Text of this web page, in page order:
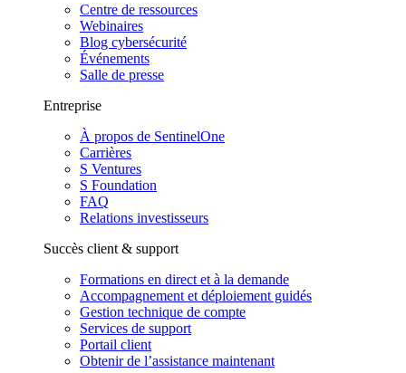
Centre de ressources
Webinaires
Blog cybersécurité
Événements
Salle de presse
Entreprise
À propos de SentinelOne
Carrières
S Ventures
S Foundation
FAQ
Relations investisseurs
Succès client & support
Formations en direct et à la demande
Accompagnement et déploiement guidés
Gestion technique de compte
Services de support
Portail client
Obtenir de l’assistance maintenant